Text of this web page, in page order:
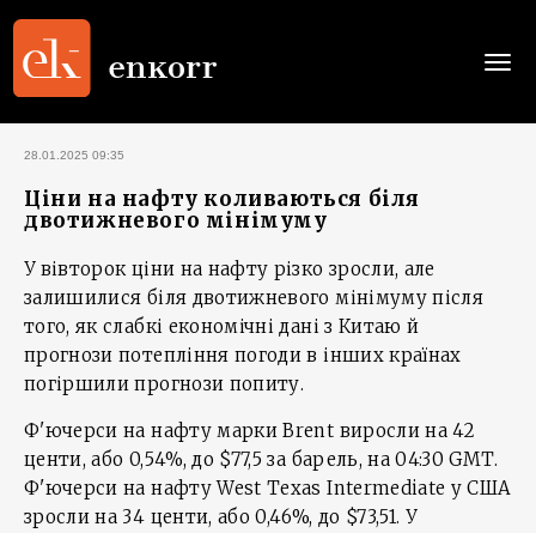
28.01.2025 09:35
Ціни на нафту коливаються біля
двотижневого мінімуму
У вівторок ціни на нафту різко зросли, але
залишилися біля двотижневого мінімуму після
того, як слабкі економічні дані з Китаю й
прогнози потепління погоди в інших країнах
погіршили прогнози попиту.
Ф'ючерси на нафту марки Brent виросли на 42
центи, або 0,54%, до $77,5 за барель, на 04:30 GMT.
Ф'ючерси на нафту West Texas Intermediate у США
зросли на 34 центи, або 0,46%, до $73,51. У